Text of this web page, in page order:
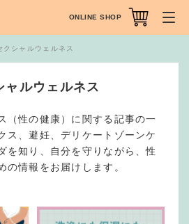
クシャルウェルネス
ャルウェルネス
（性の健康）に関する記事の一
ス、避妊、デリケートゾーンケ
を知り、自分を守りながら、性
の情報をお届けします。
ONLINE SHOP